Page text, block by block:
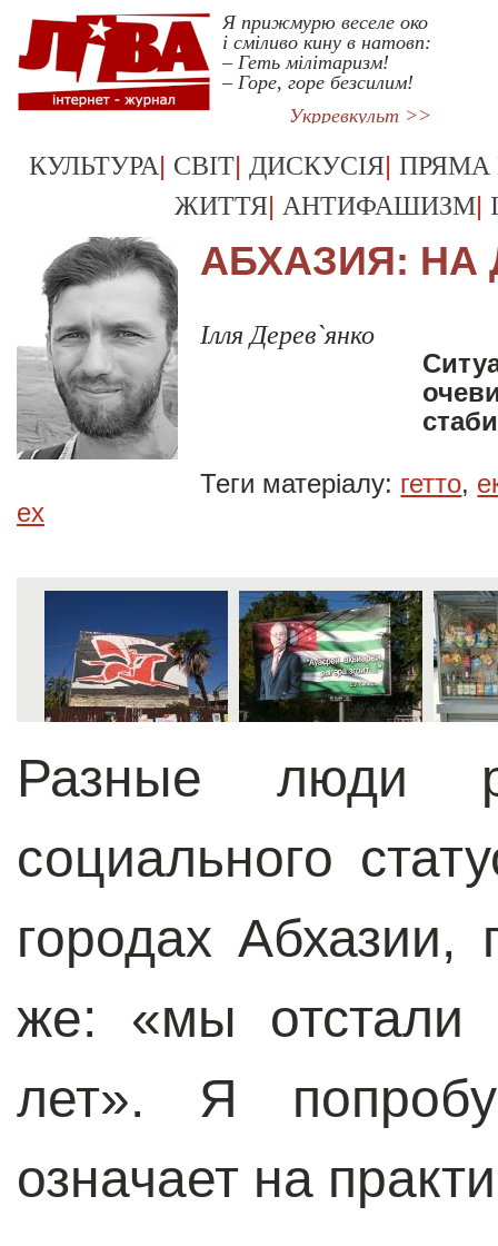
Я прижмурю веселе око
і сміливо кину в натовп:
– Геть мілітаризм!
– Горе, горе безсилим!
Укрревкульт >>
КУЛЬТУРА| СВІТ| ДИСКУСІЯ| ПРЯМА
ЖИТТЯ| АНТИФАШИЗМ|
АБХАЗИЯ: НА
Ілля Дерев`янко
Теги матеріалу: гетто,
ex
Разные люди
социального
городах
же: «мы отстали
лет». Я
означает на